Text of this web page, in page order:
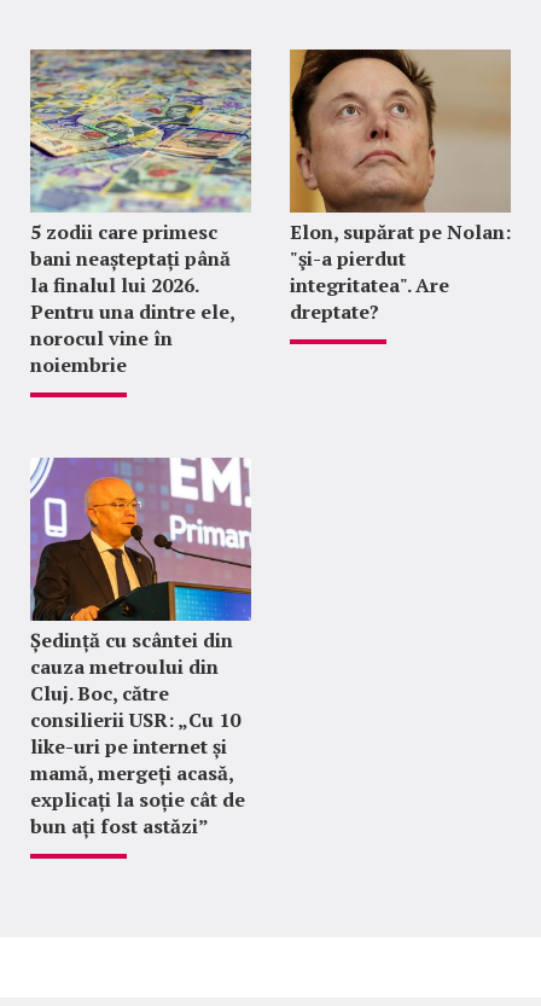
5 zodii care primesc
bani neașteptați până
la finalul lui 2026.
Pentru una dintre ele,
norocul vine în
noiembrie
Elon, supărat pe Nolan:
"şi-a pierdut
integritatea". Are
dreptate?
Ședință cu scântei din
cauza metroului din
Cluj. Boc, către
consilierii USR: „Cu 10
like-uri pe internet și
mamă, mergeți acasă,
explicați la soție cât de
bun ați fost astăzi”